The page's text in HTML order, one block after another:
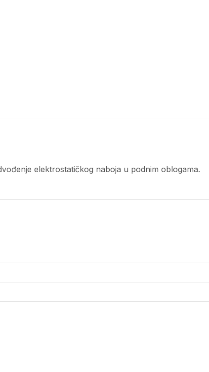
elektrostatičkog naboja u podnim oblogama.